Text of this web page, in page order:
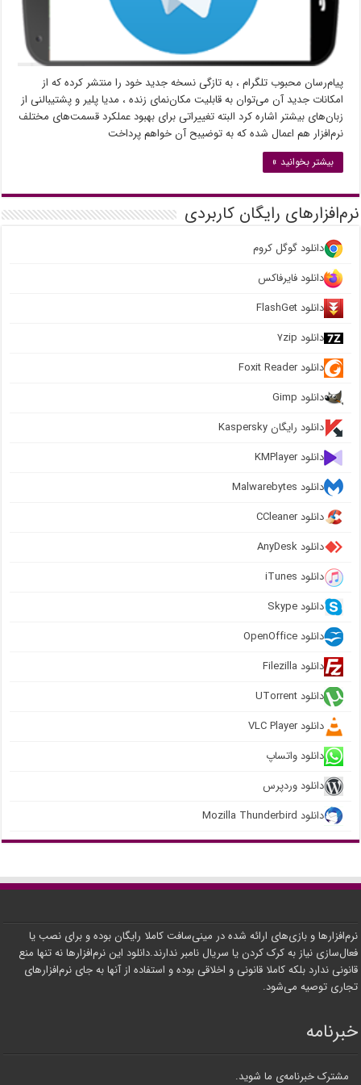
پیام‌رسان محبوب تلگرام ، به تازگی نسخه جدید خود را منتشر کرده که از
امکانات جدید آن می‌توان به قابلیت مکان‌نمای زنده ، مدیا پلیر و پشتیبالنی از
زبان‌های بیشتر اشاره کرد البته تغییراتی برای بهبود عملکرد قسمت‌های مختلف
نرم‌افزار هم اعمال شده که به توضیبح آن خواهم پرداخت
بیشتر بخوانید »
نرم‌افزارهای رایگان کاربردی
دانلود گوگل کروم
دانلود فایرفاکس
دانلود FlashGet
دانلود ۷zip
دانلود Foxit Reader
دانلود Gimp
دانلود رایگان Kaspersky
دانلود KMPlayer
دانلود Malwarebytes
دانلود CCleaner
دانلود AnyDesk
دانلود iTunes
دانلود Skype
دانلود OpenOffice
دانلود Filezilla
دانلود UTorrent
دانلود VLC Player
دانلود واتساپ
دانلود وردپرس
دانلود Mozilla Thunderbird
نرم‌افزارها و بازی‌های ارائه شده در مینی‌سافت کاملا رایگان بوده و برای نصب یا
فعال‌سازی نیاز به کرک کردن یا سریال نامبر ندارند.دانلود این نرم‌افزارها نه تنها منع
قانونی ندارد بلکه کاملا قانونی و اخلاقی بوده و استفاده از آنها به جای نرم‌افزارهای
تجاری توصیه می‌شود.
خبرنامه
مشترک خبرنامه‌ی ما شوید.